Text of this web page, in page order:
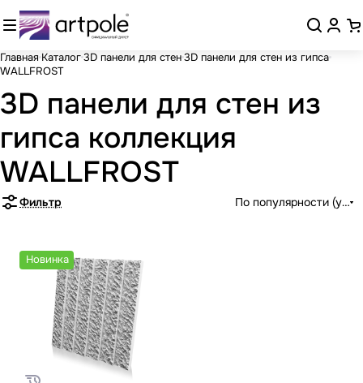
Главная Каталог3D панели для стен3D панели для стен из гипса
WALLFROST
3D панели для стен из
гипса коллекция
WALLFROST
Фильтр По популярности
Новинка